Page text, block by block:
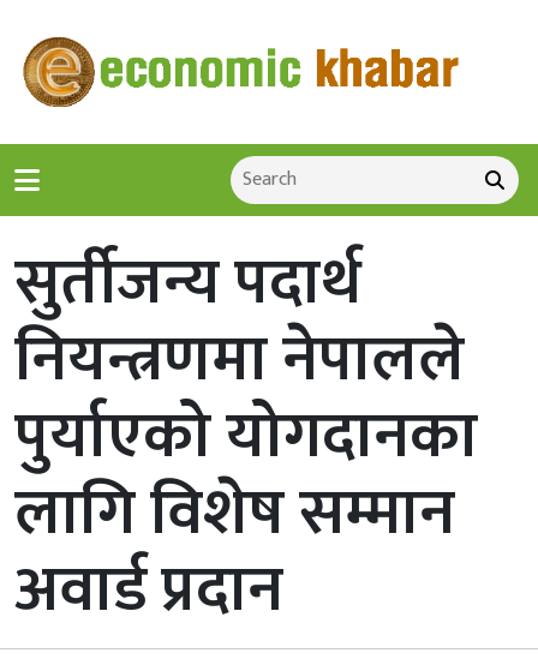
सुर्तीजन्य पदार्थ
नियन्त्रणमा नेपालले
पुर्याएको योगदानका
लागि विशेष सम्मान
अवार्ड प्रदान